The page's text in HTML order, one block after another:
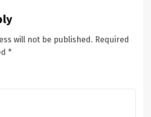
will not be published. Required
*